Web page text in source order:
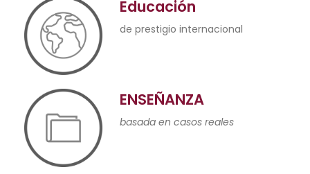
Educación
de prestigio internacional
ENSEÑANZA
basada en casos reales